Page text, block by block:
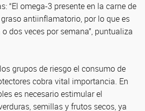
“El omega-3 presente en la carne de
antiinflamatorio, por lo que es
dos veces por semana”, puntualiza
grupos de riesgo el consumo de
cobra vital importancia. En
es necesario estimular el
semillas y frutos secos, ya